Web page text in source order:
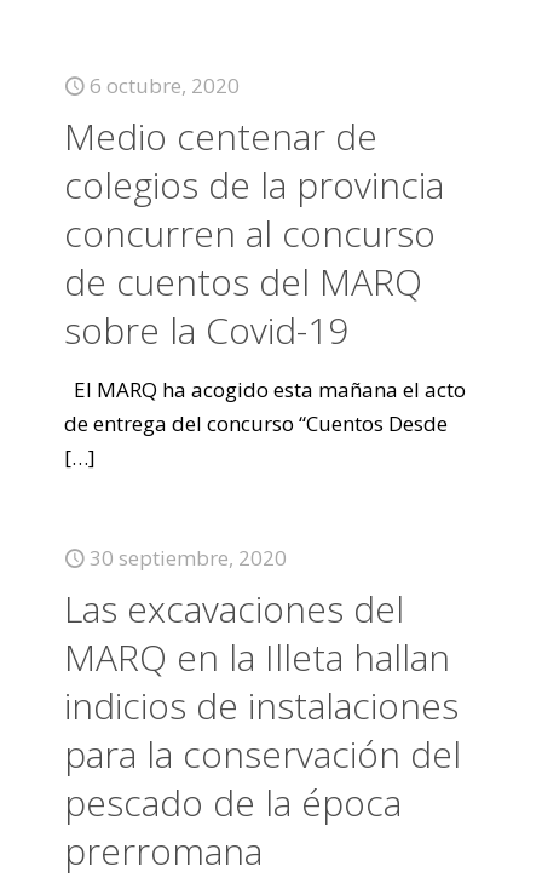
6 octubre, 2020
Medio centenar de
colegios de la provincia
concurren al concurso
de cuentos del MARQ
sobre la Covid-19
El MARQ ha acogido esta mañana el acto
de entrega del concurso “Cuentos Desde
[…]
30 septiembre, 2020
Las excavaciones del
MARQ en la Illeta hallan
indicios de instalaciones
para la conservación del
pescado de la época
prerromana